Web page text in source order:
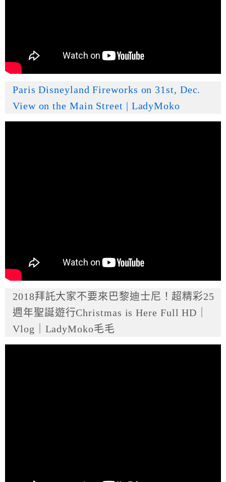
Paris Disneyland Fireworks on 31st, Dec.
View on the Main Street | LadyMoko
2018拜託大家不要來巴黎迪士尼！超精彩25
週年聖誕遊行Christmas is Here Full HD｜
Vlog｜LadyMoko毛毛